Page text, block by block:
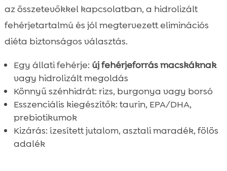
az összetevőkkel kapcsolatban, a hidrolizált
fehérjetartalmú és jól megtervezett eliminációs
diéta biztonságos választás.
Egy állati fehérje: új fehérjeforrás macskáknak
vagy hidrolizált megoldás
Könnyű szénhidrát: rizs, burgonya vagy borsó
Esszenciális kiegészítők: taurin, EPA/DHA,
prebiotikumok
Kizárás: ízesített jutalom, asztali maradék, fölös
adalék